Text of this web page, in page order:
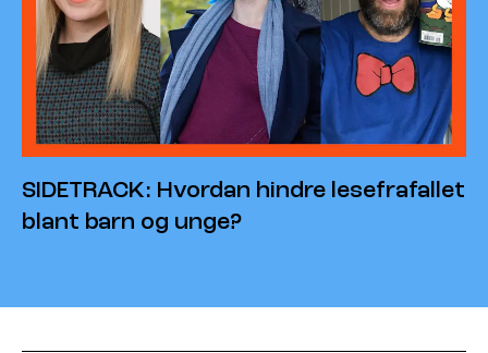
SIDETRACK: Hvordan hindre lesefrafallet
blant barn og unge?